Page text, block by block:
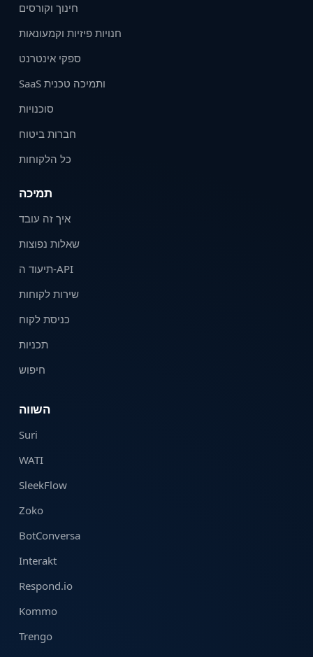
חינוך וקורסים
חנויות פיזיות וקמעונאות
ספקי אינטרנט
SaaS ותמיכה טכנית
סוכנויות
חברות ביטוח
כל הלקוחות
תמיכה
איך זה עובד
שאלות נפוצות
תיעוד ה-API
שירות לקוחות
כניסת לקוח
תכניות
חיפוש
השווה
Suri
WATI
SleekFlow
Zoko
BotConversa
Interakt
Respond.io
Kommo
Trengo